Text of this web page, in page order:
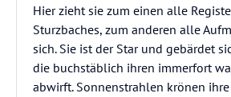
Hier zieht sie zum einen alle
Sturzbaches, zum anderen alle
sich. Sie ist der Star und gebärdet
die buchstäblich ihren immerfort
abwirft. Sonnenstrahlen krönen